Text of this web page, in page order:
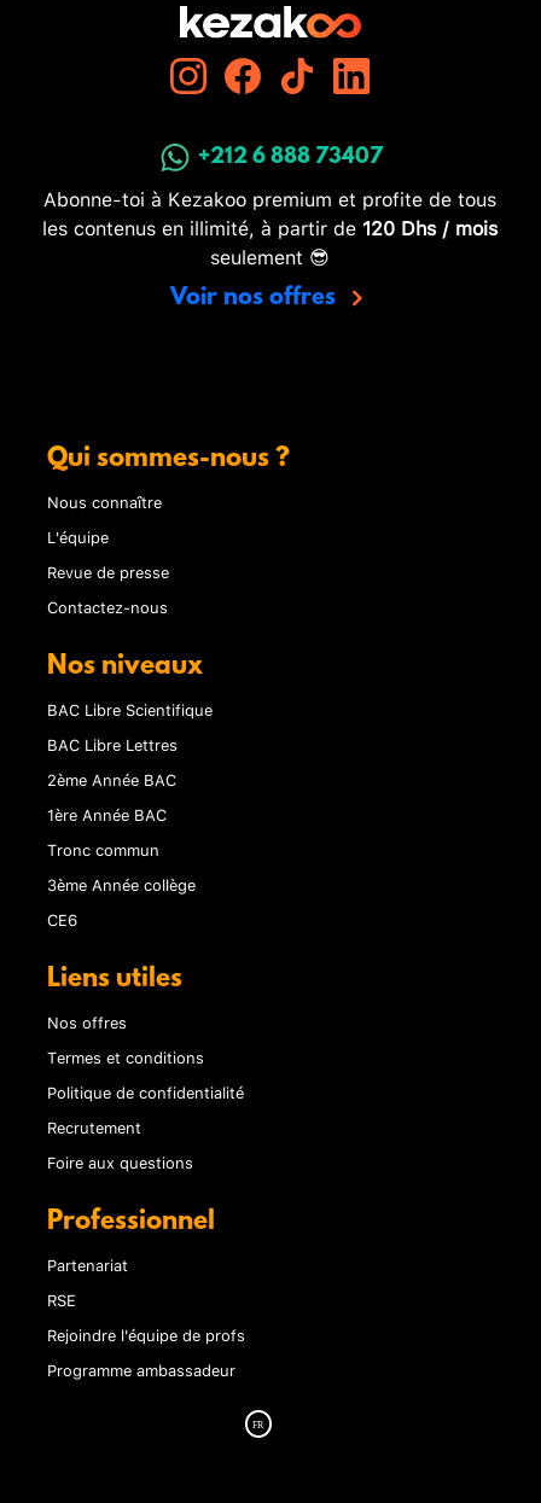
+212 6 888 73407
Abonne-toi à Kezakoo premium et profite de tous
les contenus en illimité, à partir de 120 Dhs / mois
seulement 😎
Voir nos offres
Qui sommes-nous ?
Nous connaître
L'équipe
Revue de presse
Contactez-nous
Nos niveaux
BAC Libre Scientifique
BAC Libre Lettres
2ème Année BAC
1ère Année BAC
Tronc commun
3ème Année collège
CE6
Liens utiles
Nos offres
Termes et conditions
Politique de confidentialité
Recrutement
Foire aux questions
Professionnel
Partenariat
RSE
Rejoindre l'équipe de profs
Programme ambassadeur